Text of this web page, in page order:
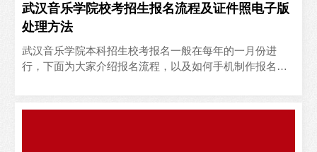
武汉音乐学院校考招生报名流程及证件照电子版
处理方法
武汉音乐学院本科招生校考报名一般在每年的一月份进
行，下面为大家介绍报名流程，以及如何手机制作报名所
【报名电子…